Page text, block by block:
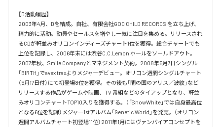
【D活動履歴】
2003年4月、Dを結成。自社、有限会社GOD CHILD RECORDS を立ち上げ、
精力的に活動。動員やセールスを増やし一気に注目を集める。リリースされ
るCDが軒並みオリコンインディーズチャート1位を獲得。総合チャートでも
上位を記録し、2006年末には渋谷C.C.Lemon ホールをソールドアウト。
2007年秋、Smile Companyとマネジメント契約。2008年5月7日シングル
「BIRTH」でavex traxよりメジャーデビュー。オリコン週間シングルチャート
（5月17日付）にて初登場8位を獲得。その後も「闇の国のアリス／波紋」など
リリースする作品がゲームや映画、TV 番組などのタイアップとなり、軒並
みオリコンチャートTOP10入りを獲得する。（「SnowWhite」では自身最高位
となる6位を記録）メジャー1stアルバム「Genetic World」を発売。（オリコン
週間アルバムチャート初登場11位）2011年1月にはヴァンパイアコンセプトを